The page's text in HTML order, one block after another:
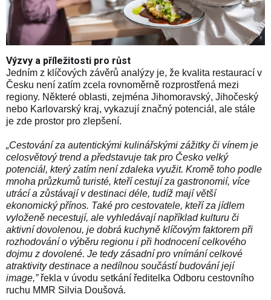
Výzvy a příležitosti pro růst
Jedním z klíčových závěrů analýzy je, že kvalita restaurací v
Česku není zatím zcela rovnoměrně rozprostřená mezi
regiony. Některé oblasti, zejména Jihomoravský, Jihočeský
nebo Karlovarský kraj, vykazují značný potenciál, ale stále
je zde prostor pro zlepšení.
„Cestování za autentickými kulinářskými zážitky či vínem je
celosvětový trend a představuje tak pro Česko velký
potenciál, který zatím není zdaleka využit. Kromě toho podle
mnoha průzkumů turisté, kteří cestují za gastronomií, více
utrácí a zůstávají v destinaci déle, tudíž mají větší
ekonomický přínos. Také pro cestovatele, kteří za jídlem
vyloženě necestují, ale vyhledávají například kulturu či
aktivní dovolenou, je dobrá kuchyně klíčovým faktorem při
rozhodování o výběru regionu i při hodnocení celkového
dojmu z dovolené. Je tedy zásadní pro vnímání celkové
atraktivity destinace a nedílnou součástí budování její
image,” řekla v úvodu setkání ředitelka Odboru cestovního
ruchu MMR Silvia Doušová.